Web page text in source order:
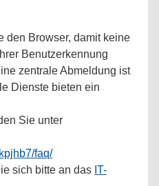
den Browser, damit keine
Benutzerkennung
zentrale Abmeldung ist
Dienste bieten ein
Sie unter
faq/
sich bitte an das IT-